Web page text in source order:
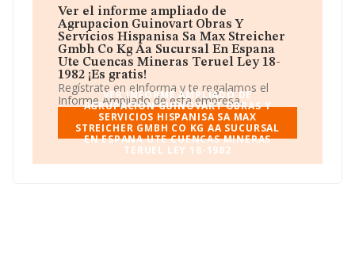
Sucursal En Espana Ute Cuencas Mineras Teruel
Ley 18-1982sita en Calle mas Casanovas, 46 - 64,
Barcelona, Barcelona. La actividad CNAE de esta
compañía es 9499 - Otras actividades asociativas
n.c.o.p.. La empreaAgrupacion Guinovart Obras Y
Servicios Hispanisa Sa Max Streicher Gmbh Co Kg
Aa Sucursal En Espana Ute Cuencas Mineras
Teruel Ley 18-1982se registra como Unión temporal
de empresas.
Ver el informe ampliado de
Agrupacion Guinovart Obras Y
Servicios Hispanisa Sa Max Streicher
Gmbh Co Kg Aa Sucursal En Espana
Ute Cuencas Mineras Teruel Ley 18-
1982 ¡Es gratis!
Regístrate en eInforma y te regalamos el
Informe Ampliado de esta empresa.
VER INFORME AMPLIADO DE
AGRUPACION GUINOVART OBRAS Y
SERVICIOS HISPANISA SA MAX
STREICHER GMBH CO KG AA SUCURSAL
EN ESPANA UTE CUENCAS MINERAS
TERUEL LEY 18-1982